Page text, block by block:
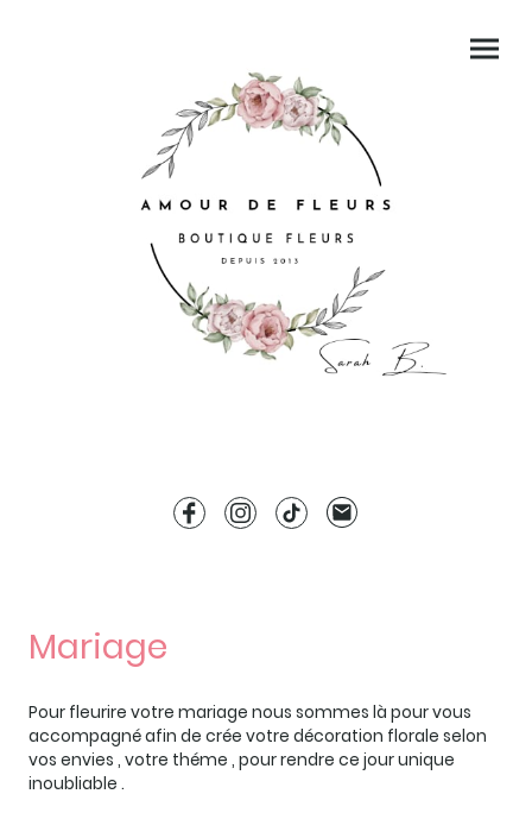
Mariage
Pour fleurire votre mariage nous sommes là pour vous
accompagné afin de crée votre décoration florale selon
vos envies , votre théme , pour rendre ce jour unique
inoubliable .